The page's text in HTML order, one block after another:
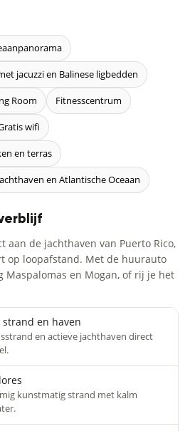
jacuzzi en Balinese ligbedden
Room Fitnesscentrum
wifi
en terras
en Atlantische Oceaan
aan de jachthaven van Puerto Rico,
op loopafstand. Met de huurauto
Maspalomas en Mogan, of rij je het
strand en haven
en actieve jachthaven direct
kunstmatig strand met kalm